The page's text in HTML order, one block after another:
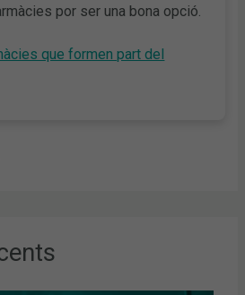
por ser una bona opció.
que formen part del